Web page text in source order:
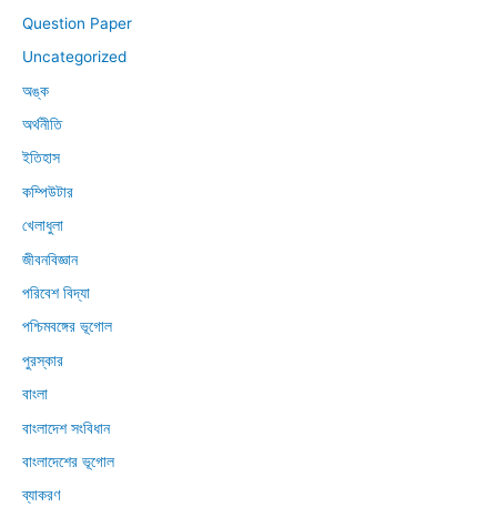
Question Paper
Uncategorized
অঙ্ক
অর্থনীতি
ইতিহাস
কম্পিউটার
খেলাধুলা
জীবনবিজ্ঞান
পরিবেশ বিদ্যা
পশ্চিমবঙ্গের ভূগোল
পুরস্কার
বাংলা
বাংলাদেশ সংবিধান
বাংলাদেশের ভূগোল
ব্যাকরণ